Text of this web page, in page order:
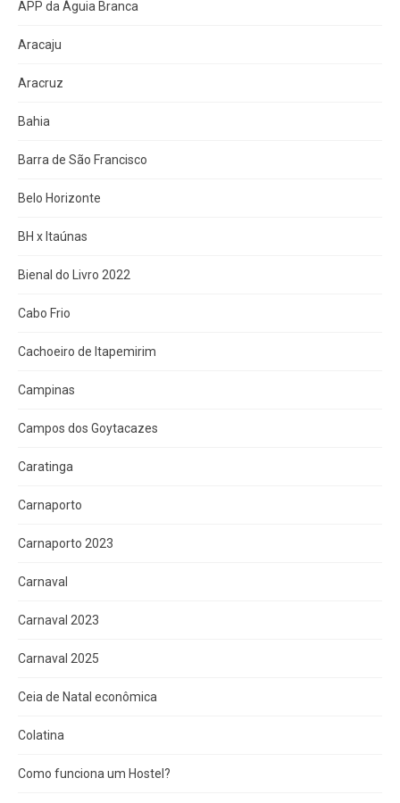
APP da Águia Branca
Aracaju
Aracruz
Bahia
Barra de São Francisco
Belo Horizonte
BH x Itaúnas
Bienal do Livro 2022
Cabo Frio
Cachoeiro de Itapemirim
Campinas
Campos dos Goytacazes
Caratinga
Carnaporto
Carnaporto 2023
Carnaval
Carnaval 2023
Carnaval 2025
Ceia de Natal econômica
Colatina
Como funciona um Hostel?